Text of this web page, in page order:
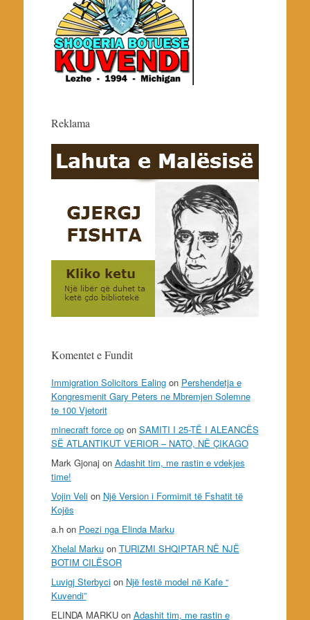
Reklama
Komentet e Fundit
Immigration Solicitors Ealingon Pershendetja e
Kongresmenit Gary Peters ne Mbremjen Solemne
te 100 Vjetorit
minecraft force opon SAMITI I 25-TË I ALEANCËS
SË ATLANTIKUT VERIOR – NATO, NË ÇIKAGO
Mark Gjonaj on Adashit tim, me rastin e vdekjes
time!
Vojin Velion Një Version i Formimit të Fshatit të
Kojës
a.hon Poezi nga Elinda Marku
Xhelal Markuon TURIZMI SHQIPTAR NË NJË
BOTIM CILËSOR
Luvigj Sterbycion Një festë model në Kafe “
Kuvendi”
ELINDA MARKUon Adashit tim, me rastin e